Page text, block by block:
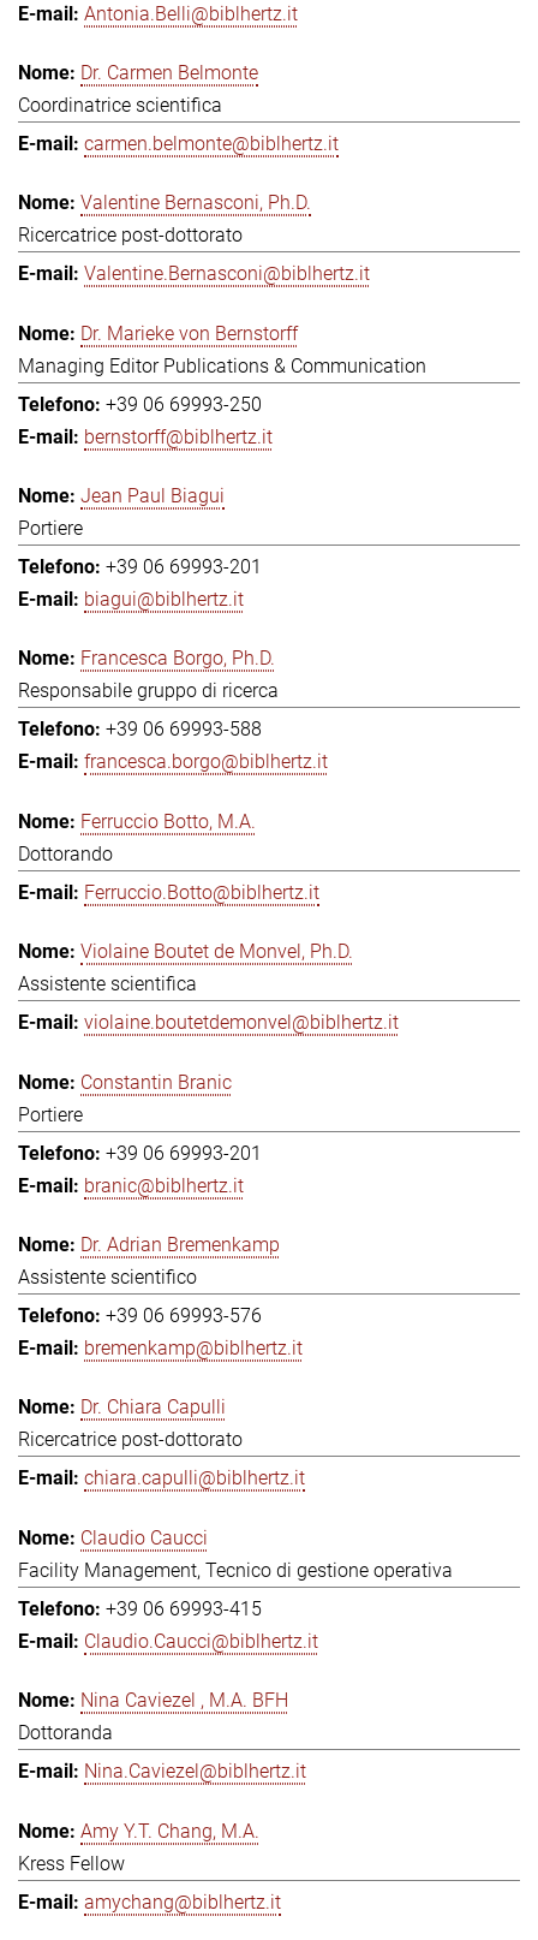
Antonia.Belli@biblhertz.it
Dr. Carmen Belmonte
Coordinatrice scientifica
carmen.belmonte@biblhertz.it
Valentine Bernasconi, Ph.D.
Ricercatrice post-dottorato
Valentine.Bernasconi@biblhertz.it
Dr. Marieke von Bernstorff
Managing Editor Publications & Communication
+39 06 69993-250
bernstorff@biblhertz.it
Jean Paul Biagui
Portiere
+39 06 69993-201
biagui@biblhertz.it
Francesca Borgo, Ph.D.
Responsabile gruppo di ricerca
+39 06 69993-588
francesca.borgo@biblhertz.it
Ferruccio Botto, M.A.
Dottorando
Ferruccio.Botto@biblhertz.it
Violaine Boutet de Monvel, Ph.D.
Assistente scientifica
violaine.boutetdemonvel@biblhertz.it
Constantin Branic
Portiere
+39 06 69993-201
branic@biblhertz.it
Dr. Adrian Bremenkamp
Assistente scientifico
+39 06 69993-576
bremenkamp@biblhertz.it
Dr. Chiara Capulli
Ricercatrice post-dottorato
chiara.capulli@biblhertz.it
Claudio Caucci
Facility Management, Tecnico di gestione operativa
+39 06 69993-415
Claudio.Caucci@biblhertz.it
Nina Caviezel , M.A. BFH
Dottoranda
Nina.Caviezel@biblhertz.it
Amy Y.T. Chang, M.A.
Kress Fellow
amychang@biblhertz.it